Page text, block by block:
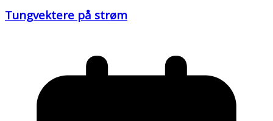
Tungvektere på strøm